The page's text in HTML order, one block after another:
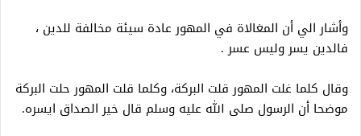
وأشار الي أن المغالاة في المهور عادة سيئة مخالفة للدين ،
فالدين يسر وليس عسر .
وقال كلما غلت المهور قلت البركة، وكلما قلت المهور حلت البركة
موضحا أن الرسول صلى الله عليه وسلم قال خير الصداق ايسره.